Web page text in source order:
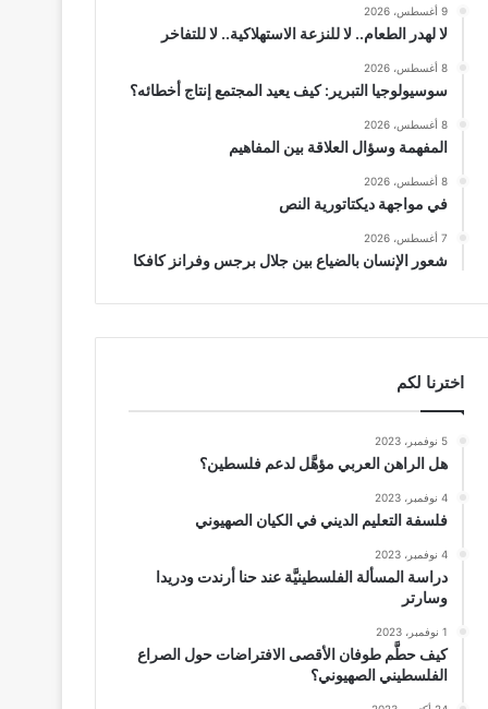
9 أغسطس، 2026
لا لهدر الطعام.. لا للنزعة الاستهلاكية.. لا للتفاخر
8 أغسطس، 2026
سوسيولوجيا التبرير: كيف يعيد المجتمع إنتاج أخطائه؟
8 أغسطس، 2026
المفهمة وسؤال العلاقة بين المفاهيم
8 أغسطس، 2026
في مواجهة ديكتاتورية النص
7 أغسطس، 2026
شعور الإنسان بالضياع بين جلال برجس وفرانز كافكا
اخترنا لكم
5 نوفمبر، 2023
هل الراهن العربي مؤهَّل لدعم فلسطين؟
4 نوفمبر، 2023
فلسفة التعليم الديني في الكيان الصهيوني
4 نوفمبر، 2023
دراسة المسألة الفلسطينيَّة عند حنا أرندت ودريدا
وسارتر
1 نوفمبر، 2023
كيف حطَّم طوفان الأقصى الافتراضات حول الصراع
الفلسطيني الصهيوني؟